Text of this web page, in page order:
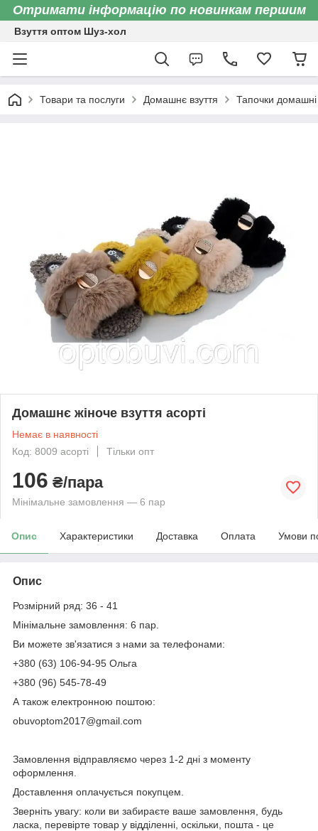
Отримати інформацію по новинкам першим
Взуття оптом Шуз-хол
Товари та послуги Домашнє взуття Тапочки домашні
Домашнє жіноче взуття асорті
Немає в наявності
Код: 8009 асорті
Тільки опт
106 ₴/пара
Мінімальне замовлення — 6 пар
Опис Характеристики Доставка Оплата Умови
Опис
Розмірний ряд: 36 - 41
Мінімальне замовлення: 6 пар.
Ви можете зв'язатися з нами за телефонами:
+380 (63) 106-94-95 Ольга
+380 (96) 545-78-49
А також електронною поштою:
obuvoptom2017@gmail.com
Замовлення відправляємо через 1-2 дні з моменту
оформлення.
Доставлення оплачується покупцем.
Зверніть увагу: коли ви забираєте ваше замовлення, будь
ласка, перевірте товар у відділенні, оскільки, пошта - це